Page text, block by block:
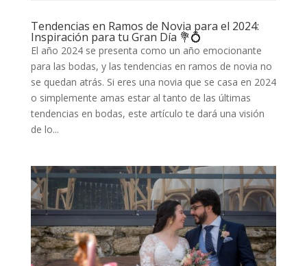
Tendencias en Ramos de Novia para el 2024:
Inspiración para tu Gran Día 💐💍
El año 2024 se presenta como un año emocionante
para las bodas, y las tendencias en ramos de novia no
se quedan atrás. Si eres una novia que se casa en 2024
o simplemente amas estar al tanto de las últimas
tendencias en bodas, este artículo te dará una visión
de lo...